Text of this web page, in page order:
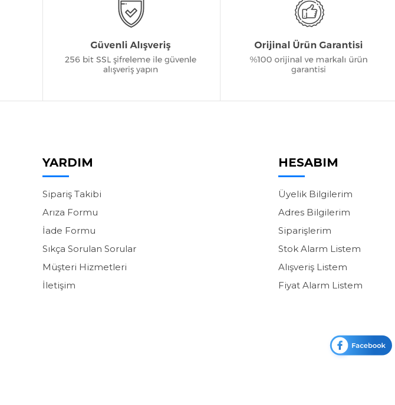
YARDIM
Sipariş Takibi
Arıza Formu
İade Formu
Sıkça Sorulan Sorular
Müşteri Hizmetleri
İletişim
HESABIM
Üyelik Bilgilerim
Adres Bilgilerim
Siparişlerim
Stok Alarm Listem
Alışveriş Listem
Fiyat Alarm Listem